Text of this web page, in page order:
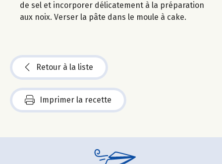
de sel et incorporer délicatement à la préparation
aux noix. Verser la pâte dans le moule à cake.
Retour à la liste
Imprimer la recette